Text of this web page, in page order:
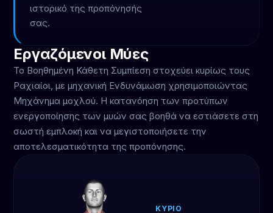
ιστορικό της προπόνησής
σας.
Εργαζόμενοι Μύες
Το Βοηθημένη Κάθετη Συμπίεση στοχεύει κυρίως τους
Ραχιαίοι, με μηχανική Ενδυνάμωση χρησιμοποιώντας
Μηχάνημα μοχλού. Η κατανόηση των προτύπων
ενεργοποίησης των μυών σας βοηθά να εστιάσετε στη
σωστή εμπλοκή και να μεγιστοποιήσετε την
αποτελεσματικότητα της προπόνησης.
ΚΎΡΙΟ